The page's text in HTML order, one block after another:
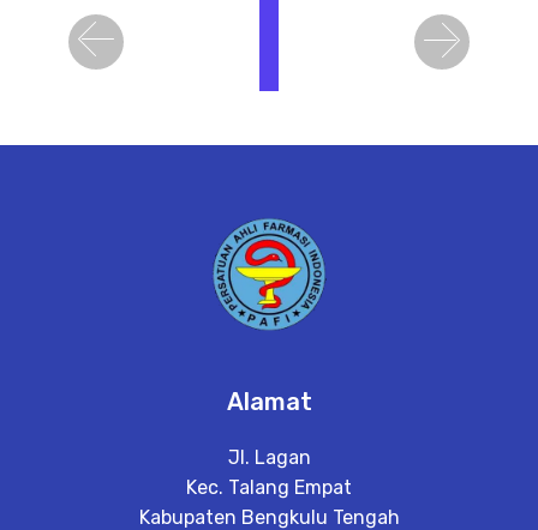
Previous Next
Alamat
Jl. Lagan
Kec. Talang Empat
Kabupaten Bengkulu Tengah